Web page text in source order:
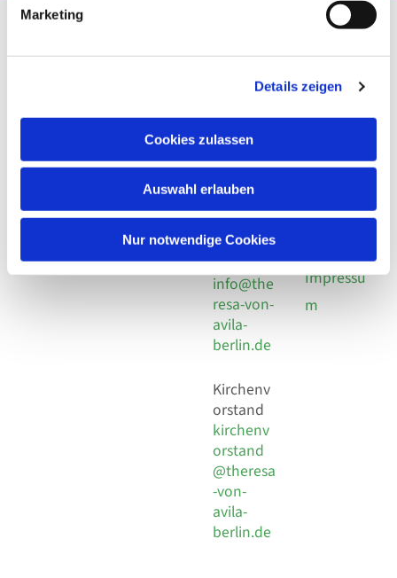
Marketing
Details zeigen
Cookies zulassen
Auswahl erlauben
Nur notwendige Cookies
Adresse
Kirchengemeinde Pfarrei
Hl. Theresa von Avila Berlin
Nordost
Leitender Pfarrer - Norbert
Pomplun
13086 Berlin
Kont
Telefon
+49 30
924 64 28
30 924 54
18
E-Mail
info@the
resa-von-
avila-
berlin.de
Kirchenv
orstand
kirchenv
orstand
@theresa
-von-
avila-
berlin.de
Links
Datensch
Datensch
Social
Impressu
m